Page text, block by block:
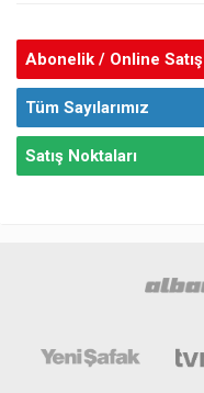
Abonelik / Online Satış
Tüm Sayılarımız
Satış Noktaları